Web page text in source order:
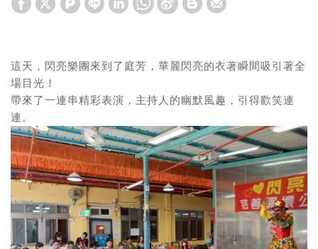
這天，閃亮樂團來到了庭芳，華麗閃亮的衣著瞬間吸引著全
場目光！
帶來了一連串精彩表演，主持人的幽默風趣，引得歡笑連
連。